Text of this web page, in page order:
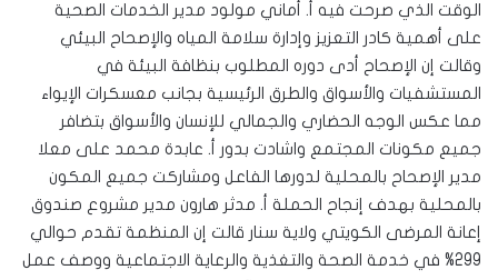
الوقت الذي صرحت فيه أ. أماني مولود مدير الخدمات الصحية
على أهمية كادر التعزيز وإدارة سلامة المياه والإصحاح البيئي
وقالت إن الإصحاح أدى دوره المطلوب بنظافة البيئة في
المستشفيات والأسواق والطرق الرئيسية بجانب معسكرات الإيواء
مما عكس الوجه الحضاري والجمالي للإنسان والأسواق بتضافر
جميع مكونات المجتمع واشادت بدور أ. عابدة محمد على معلا
مدير الإصحاح بالمحلية لدورها الفاعل ومشاركت جميع المكون
بالمحلية بهدف إنجاح الحملة أ. مدثر هارون مدير مشروع صندوق
إعانة المرضى الكويتي ولاية سنار قالت إن المنظمة تقدم حوالي
299% في خدمة الصحة والتغذية والرعاية الاجتماعية ووصف عمل